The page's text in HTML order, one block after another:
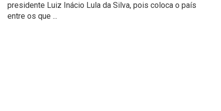
presidente Luiz Inácio Lula da Silva, pois coloca o país
entre os que ...